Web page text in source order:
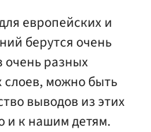
европейских и
берутся очень
разных
слоев, можно быть
выводов из этих
и к нашим детям.